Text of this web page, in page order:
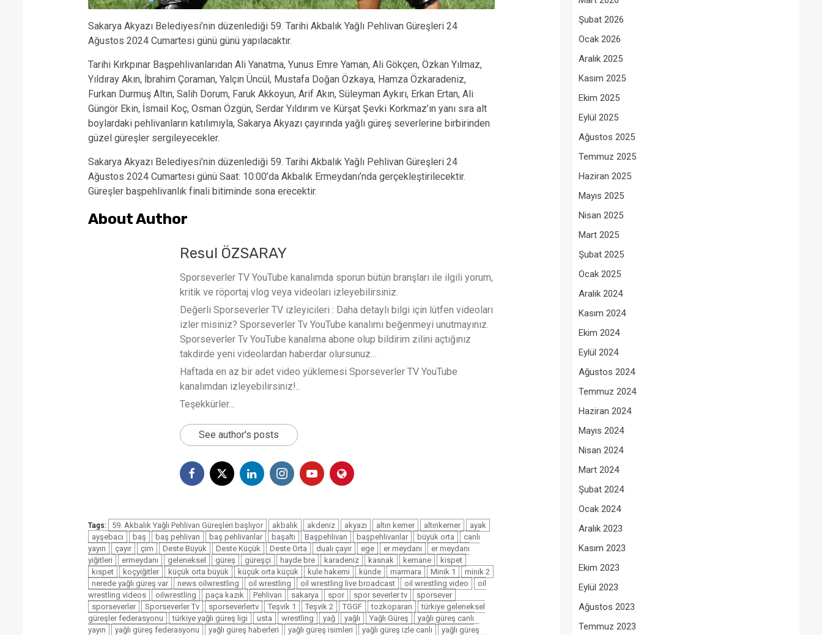
Sakarya Akyazı Belediyesi’nin düzenlediği 59. Tarihi Akbalık Yağlı Pehlivan Güreşleri 24
Ağustos 2024 Cumartesi günü günü yapılacaktır.
Tarihi Kırkpınar Başpehlivanlarıdan Ali Yanatma, Yunus Emre Yaman, Ali Gökçen, Özkan Yılmaz,
Yıldıray Akın, İbrahim Çoraman, Yalçın Üncül, Mustafa Doğan Özkaya, Hamza Özkaradeniz,
Furkan Durmuş Altın, Salih Dorum, Faruk Akkoyun, Arif Akın, Süleyman Aykırı, Erkan Ertan, Ali
Güngör Ekin, İsmail Koç, Osman Özgün, Serdar Yıldırım ve Kürşat Şevki Korkmaz’ın yanı sıra alt
boylardaki pehlivanların katılımıyla, Sakarya Akyazı çayırında yağlı güreş severlerine birbirinden
güzel güreşler sergileyecekler.
Sakarya Akyazı Belediyesi’nin düzenlediği 59. Tarihi Akbalık Yağlı Pehlivan Güreşleri 24
Ağustos 2024 Cumartesi günü Saat: 10:00’da Akbalık Ermeydanı’nda gerçekleştirilecektir.
Güreşler başpehlivanlık finali bitiminde sona erecektir.
About Author
Resul ÖZSARAY
Sporseverler TV YouTube kanalımda sporun bütün branşları ile ilgili yorum,
kritik ve röportaj vlog veya videoları izleyebilirsiniz.
Değerli Sporseverler TV izleyicileri : Daha detaylı bilgi için lütfen videoları
izler misiniz? Sporseverler Tv YouTube kanalımı beğenmeyi unutmayınız.
Sporseverler Tv YouTube kanalıma abone olup bildirim zilini açtığınız
takdirde yeni videolardan haberdar olursunuz…
Haftada en az bir adet video yüklemesi Sporseverler TV YouTube
kanalımdan izleyebilirsiniz!..
Teşekkürler…
See author's posts
Tags: 59. Akbalık Yağlı Pehlivan Güreşleri başlıyor akbalık akdeniz akyazı altın kemer altınkemer
ayak
ayşebacı
baş baş pehlivan baş pehlivanlar başaltı Başpehlivan başpehlivanlar büyük orta
canlı
yayın
çayır çim Deste Büyük Deste Küçük Deste Orta dualı çayır ege er meydanı
er meydanı
yiğitleri
ermeydanı geleneksel güreş güreşçi hayde bre karadeniz kasnak kemane
kispet
kıspet
koçyiğitler küçük orta büyük küçük orta küçük kule hakemi künde marmara Minik 1
minik 2
nerede yağlı güreş var
news oilwrestling oil wrestling oil wrestling live broadcast oil wrestling video
oil
wrestling videos
oilwrestling paça kazık Pehlivan sakarya spor spor severler tv
sporsever
sporseverler
Sporseverler Tv sporseverlertv Teşvik 1 Teşvik 2 TGGF tozkoparan
türkiye geleneksel
güreşler federasyonu
türkiye yağlı güreş ligi usta wrestling yağ yağlı Yağlı Güreş
yağlı güreş canlı
yayın
yağlı güreş federasyonu yağlı güreş haberleri yağlı güreş isimleri yağlı güreş izle canlı
yağlı güreş
Şubat 2026
Ocak 2026
Aralık 2025
Kasım 2025
Ekim 2025
Eylül 2025
Ağustos 2025
Temmuz 2025
Haziran 2025
Mayıs 2025
Nisan 2025
Mart 2025
Şubat 2025
Ocak 2025
Aralık 2024
Kasım 2024
Ekim 2024
Eylül 2024
Ağustos 2024
Temmuz 2024
Haziran 2024
Mayıs 2024
Nisan 2024
Mart 2024
Şubat 2024
Ocak 2024
Aralık 2023
Kasım 2023
Ekim 2023
Eylül 2023
Ağustos 2023
Temmuz 2023